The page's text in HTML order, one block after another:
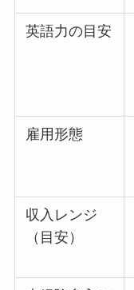
英語力の目安
雇用形態
収入レンジ
（目安）